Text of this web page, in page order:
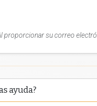
proporcionar su correo
ayuda?